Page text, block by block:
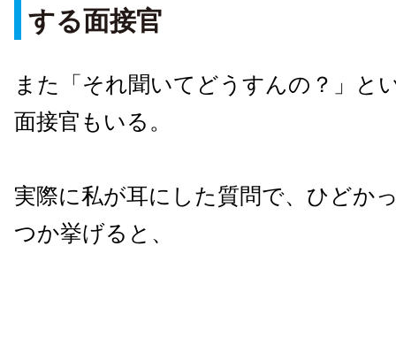
する面接官
また「それ聞いてどうすんの？」と
面接官もいる。
実際に私が耳にした質問で、ひどか
つか挙げると、